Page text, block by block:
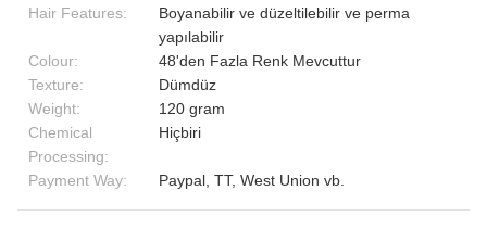
Hair Features:
Boyanabilir ve düzeltilebilir ve perma
yapılabilir
Colour:
48'den Fazla Renk Mevcuttur
Texture:
Dümdüz
Weight:
120 gram
Chemical
Processing:
Hiçbiri
Payment Way: Paypal, TT, West Union vb.